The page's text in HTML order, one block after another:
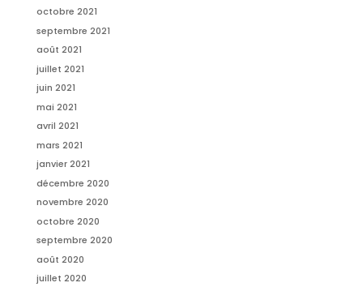
octobre 2021
septembre 2021
août 2021
juillet 2021
juin 2021
mai 2021
avril 2021
mars 2021
janvier 2021
décembre 2020
novembre 2020
octobre 2020
septembre 2020
août 2020
juillet 2020